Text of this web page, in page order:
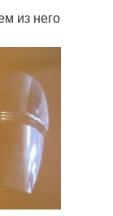
из него